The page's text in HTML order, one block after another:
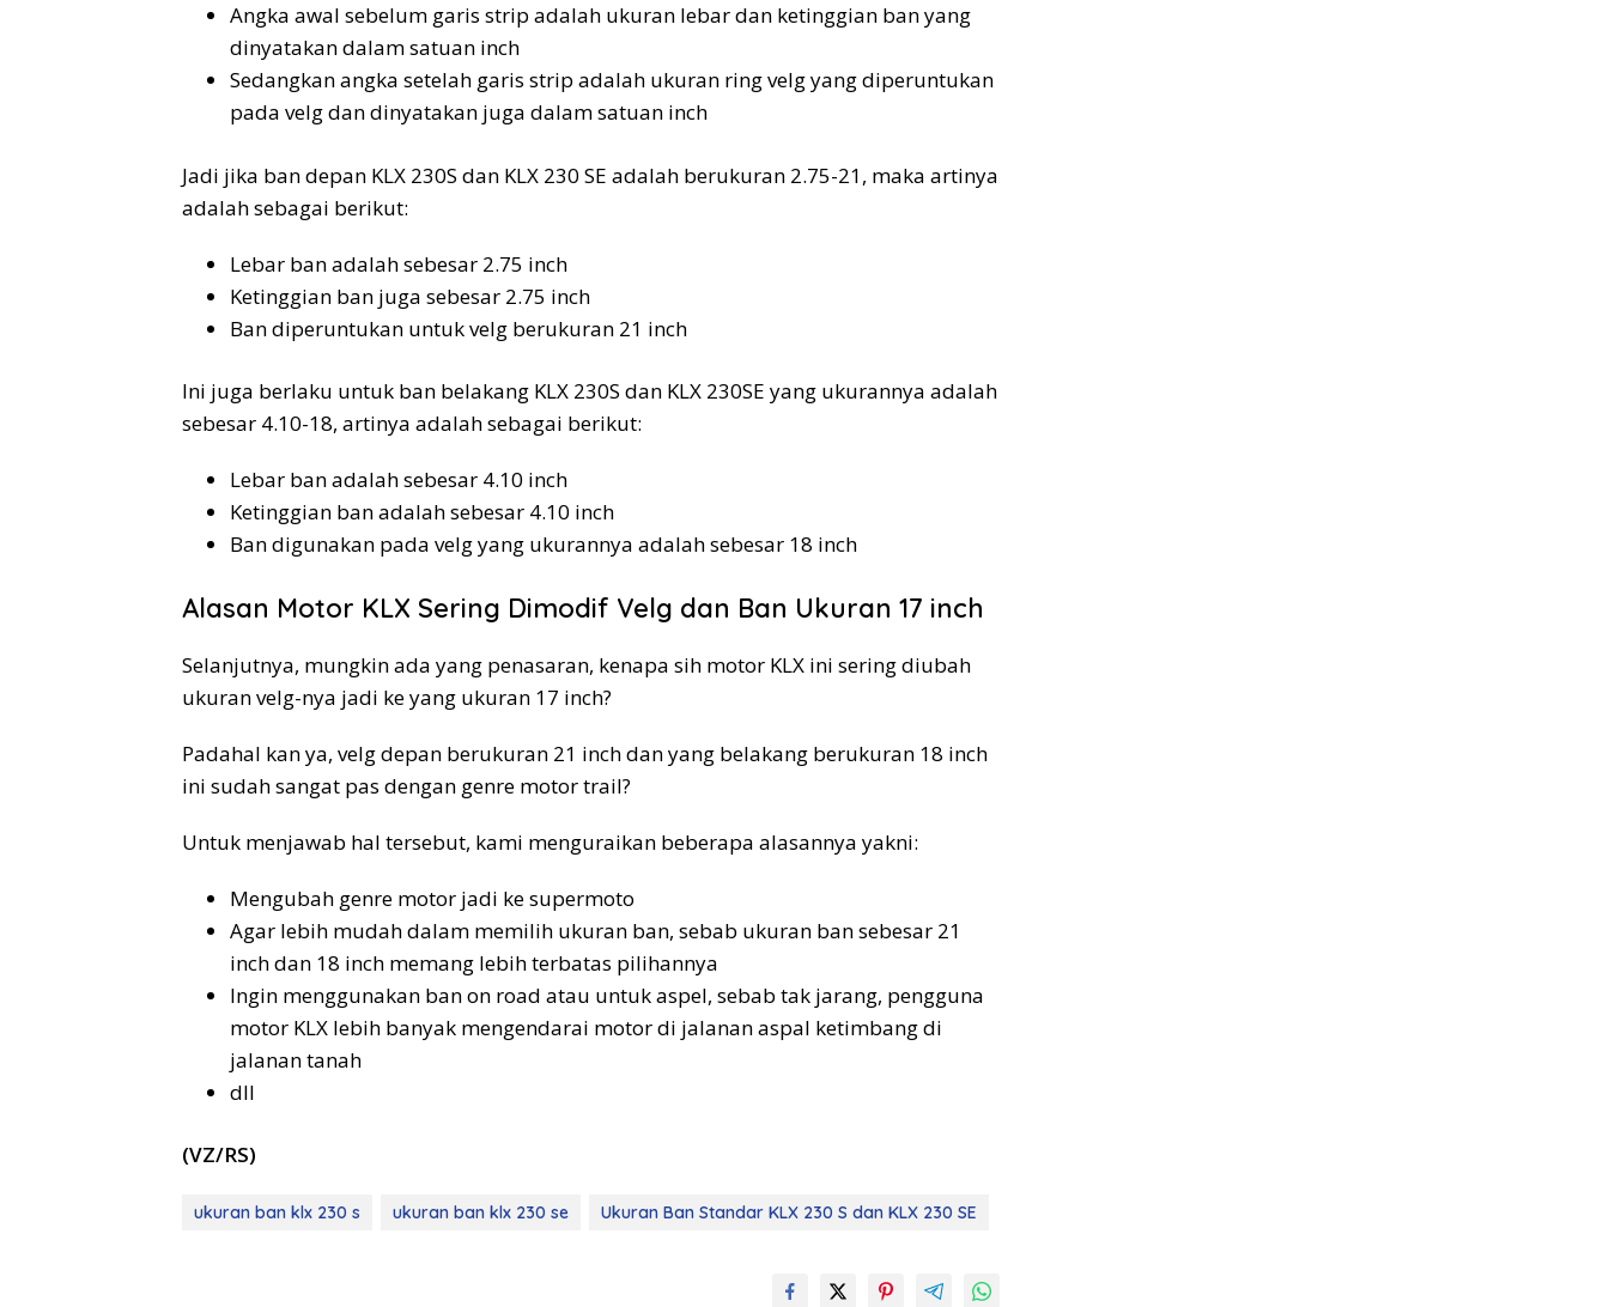
Angka awal sebelum garis strip adalah ukuran lebar dan ketinggian ban yang
dinyatakan dalam satuan inch
Sedangkan angka setelah garis strip adalah ukuran ring velg yang diperuntukan
pada velg dan dinyatakan juga dalam satuan inch
Jadi jika ban depan KLX 230S dan KLX 230 SE adalah berukuran 2.75-21, maka artinya
adalah sebagai berikut:
Lebar ban adalah sebesar 2.75 inch
Ketinggian ban juga sebesar 2.75 inch
Ban diperuntukan untuk velg berukuran 21 inch
Ini juga berlaku untuk ban belakang KLX 230S dan KLX 230SE yang ukurannya adalah
sebesar 4.10-18, artinya adalah sebagai berikut:
Lebar ban adalah sebesar 4.10 inch
Ketinggian ban adalah sebesar 4.10 inch
Ban digunakan pada velg yang ukurannya adalah sebesar 18 inch
Alasan Motor KLX Sering Dimodif Velg dan Ban Ukuran 17 inch
Selanjutnya, mungkin ada yang penasaran, kenapa sih motor KLX ini sering diubah
ukuran velg-nya jadi ke yang ukuran 17 inch?
Padahal kan ya, velg depan berukuran 21 inch dan yang belakang berukuran 18 inch
ini sudah sangat pas dengan genre motor trail?
Untuk menjawab hal tersebut, kami menguraikan beberapa alasannya yakni:
Mengubah genre motor jadi ke supermoto
Agar lebih mudah dalam memilih ukuran ban, sebab ukuran ban sebesar 21
inch dan 18 inch memang lebih terbatas pilihannya
Ingin menggunakan ban on road atau untuk aspel, sebab tak jarang, pengguna
motor KLX lebih banyak mengendarai motor di jalanan aspal ketimbang di
jalanan tanah
dll
(VZ/RS)
ukuran ban klx 230 s ukuran ban klx 230 se Ukuran Ban Standar KLX 230 S dan KLX 230 SE